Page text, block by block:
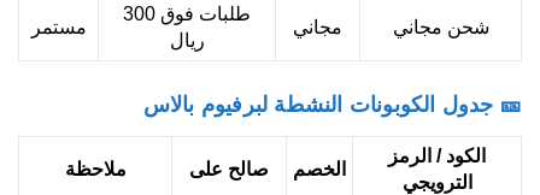
شحن مجاني مجاني
طلبات فوق 300
ريال
مستمر
🎫 جدول الكوبونات النشطة لبرفيوم بالاس
الكود / الرمز
الترويجي
الخصم صالح على ملاحظة